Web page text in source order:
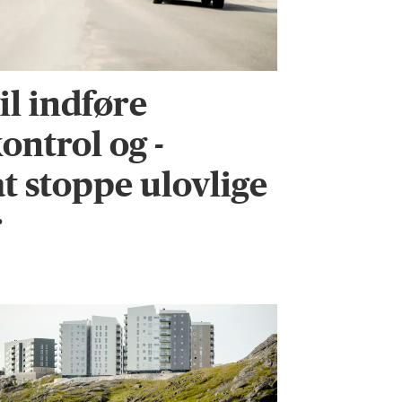
indføre
og -
stoppe ulovlige